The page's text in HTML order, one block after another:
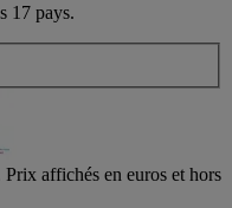
17 pays.
affichés en euros et hors